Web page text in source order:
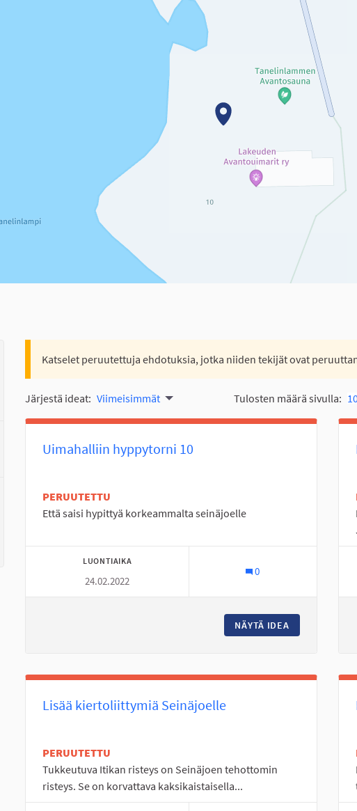
Katselet peruutettuja ehdotuksia, jotka niiden tekijät ovat
Järjestä ideat: Viimeisimmät Tulosten määrä sivulla:
Uimahalliin hyppytorni 10
PERUUTETTU
Että saisi hypittyä korkeammalta seinäjoelle
LUONTIAIKA
24.02.2022
0
NÄYTÄ IDEA
Lisää kiertoliittymiä Seinäjoelle
PERUUTETTU
Tukkeutuva Itikan risteys on Seinäjoen tehottomin
risteys. Se on korvattava kaksikaistaisella...